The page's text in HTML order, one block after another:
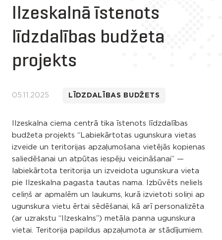
Ilzeskalnā īstenots
līdzdalības budžeta
projekts
05.11.2025 LĪDZDALĪBAS BUDŽETS
Ilzeskalna ciema centrā tika īstenots līdzdalības
budžeta projekts “Labiekārtotas ugunskura vietas
izveide un teritorijas apzaļumošana vietējās kopienas
saliedēšanai un atpūtas iespēju veicināšanai” —
labiekārtota teritorija un izveidota ugunskura vieta
pie Ilzeskalna pagasta tautas nama. Izbūvēts neliels
celiņš ar apmalēm un laukums, kurā izvietoti soliņi ap
ugunskura vietu ērtai sēdēšanai, kā arī personalizēta
(ar uzrakstu “Ilzeskalns”) metāla panna ugunskura
vietai. Teritorija papildus apzaļumota ar stādījumiem.